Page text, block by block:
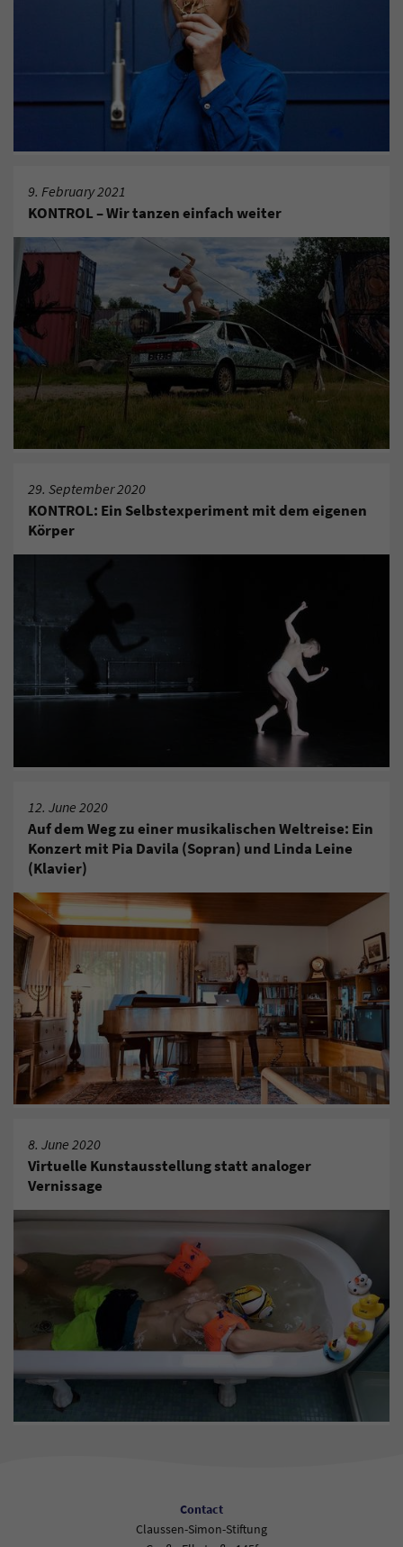
9. February 2021
KONTROL – Wir tanzen einfach weiter
29. September 2020
KONTROL: Ein Selbstexperiment mit dem eigenen
Körper
12. June 2020
Auf dem Weg zu einer musikalischen Weltreise: Ein
Konzert mit Pia Davila (Sopran) und Linda Leine
(Klavier)
8. June 2020
Virtuelle Kunstausstellung statt analoger
Vernissage
Contact
Claussen-Simon-Stiftung